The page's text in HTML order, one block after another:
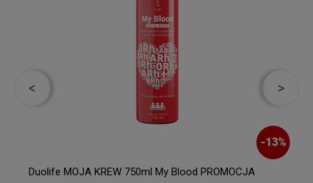
-13%
Duolife MOJA KREW 750ml My Blood PROMOCJA